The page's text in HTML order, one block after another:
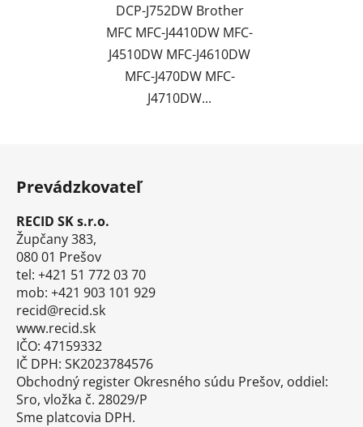
DCP-J752DW Brother
MFC MFC-J4410DW MFC-
J4510DW MFC-J4610DW
MFC-J470DW MFC-
J4710DW...
Prevádzkovateľ
RECID SK s.r.o.
Župčany 383,
080 01 Prešov
tel: +421 51 772 03 70
mob: +421 903 101 929
recid@recid.sk
www.recid.sk
IČO: 47159332
IČ DPH: SK2023784576
Obchodný register Okresného súdu Prešov, oddiel:
Sro, vložka č. 28029/P
Sme platcovia DPH.